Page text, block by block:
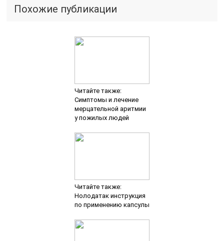
Похожие публикации
Читайте также:
Симптомы и лечение
мерцательной аритмии
у пожилых людей
Читайте также:
Нолодатак инструкция
по применению капсулы